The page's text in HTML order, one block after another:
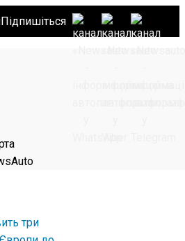
Підпишіться